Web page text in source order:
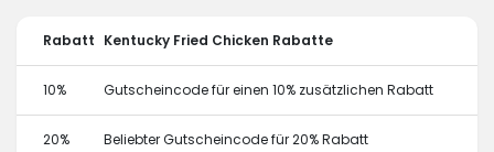
Rabatt Kentucky Fried Chicken Rabatte
10% Gutscheincode für einen 10% zusätzlichen Rabatt
20% Beliebter Gutscheincode für 20% Rabatt